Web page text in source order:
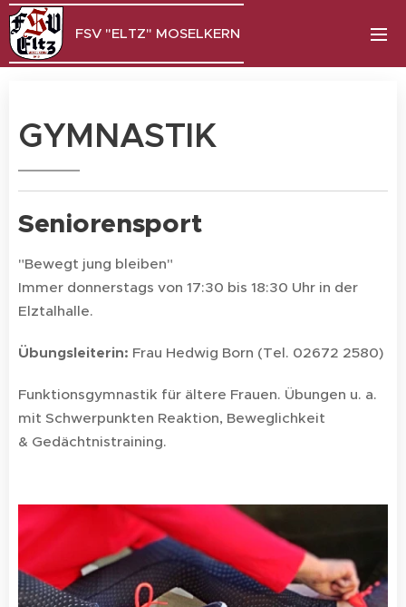
FSV "ELTZ" MOSELKERN
GYMNASTIK
Seniorensport
"Bewegt jung bleiben"
Immer donnerstags von 17:30 bis 18:30 Uhr in der
Elztalhalle.
Übungsleiterin: Frau Hedwig Born (Tel. 02672 2580)
Funktionsgymnastik für ältere Frauen. Übungen u. a.
mit Schwerpunkten Reaktion, Beweglichkeit
& Gedächtnistraining.